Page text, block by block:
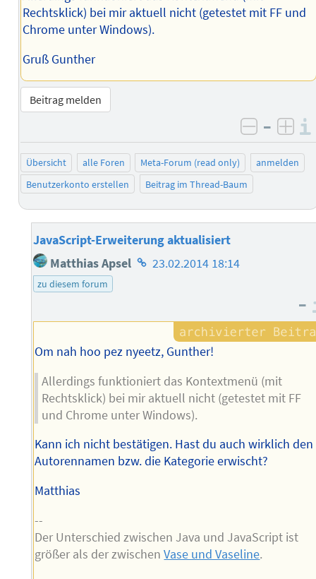
Rechtsklick) bei mir aktuell nicht (getestet mit FF und
Chrome unter Windows).
Gruß Gunther
Beitrag melden
negativ
–
Übersicht alle Foren Meta-Forum (read only)
anmelden
Benutzerkonto erstellen
Beitrag im Thread-Baum
JavaScript-Erweiterung aktualisiert
Matthias Apsel Homepage
23.02.2014 18:14
zu diesem forum
–
Om nah hoo pez nyeetz, Gunther!
Allerdings funktioniert das Kontextmenü (mit
Rechtsklick) bei mir aktuell nicht (getestet mit FF
und Chrome unter Windows).
Kann ich nicht bestätigen. Hast du auch wirklich den
Autorennamen bzw. die Kategorie erwischt?
Matthias
--
Der Unterschied zwischen Java und JavaScript ist
größer als der zwischenVase und Vaseline.